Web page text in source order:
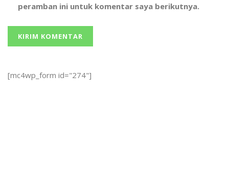
peramban ini untuk komentar saya berikutnya.
[mc4wp_form id="274"]